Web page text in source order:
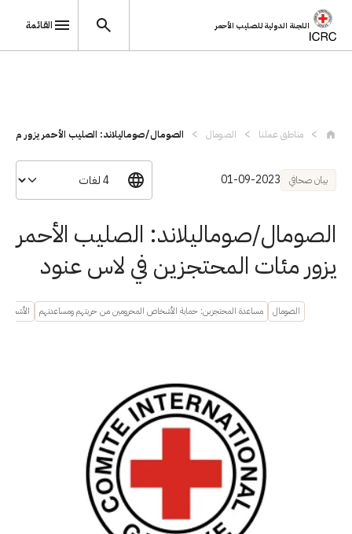
اللجنة الدولية للصليب الأحمر القائمة
مناطق عملنا الصومال الصومال/صوماليلاند: الصليب الأحمر يزور م...
بيان صحافي 01-09-2023
الصومال/صوماليلاند: الصليب الأحمر
يزور مئات المحتجزين في لاس عنود
الصومال مساعدة المحتجزين: حماية الأشخاص المحرومين من حريتهم ومساعدتهم